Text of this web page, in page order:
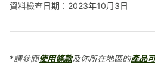
資料檢查日期：2023年10月3日
*請參閱使用條款及你所在地區的產品